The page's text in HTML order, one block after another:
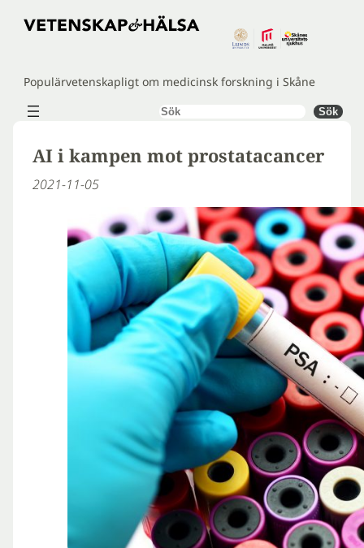
Hoppa
Populärvetenskapligt om medicinsk forskning i Skåne
Sök Sök
AI i kampen mot prostatacancer
2021-11-05